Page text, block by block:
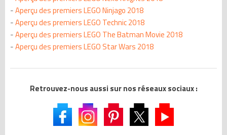
-Aperçu des premiers LEGO Ninjago 2018
-Aperçu des premiers LEGO Technic 2018
-Aperçu des premiers LEGO The Batman Movie 2018
-Aperçu des premiers LEGO Star Wars 2018
Retrouvez-nous aussi sur nos réseaux sociaux :